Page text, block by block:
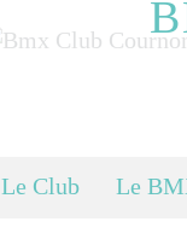
Le Club Le